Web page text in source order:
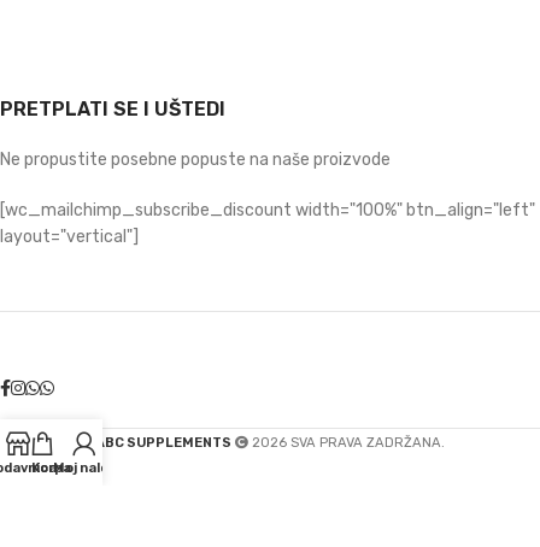
PRETPLATI SE I UŠTEDI
Ne propustite posebne popuste na naše proizvode
[wc_mailchimp_subscribe_discount width="100%" btn_align="left"
layout="vertical"]
ABC SUPPLEMENTS
2026 SVA PRAVA ZADRŽANA.
KorpaMoj nalog